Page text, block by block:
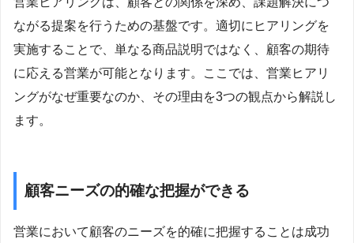
ながる提案を行うための基盤です。適切にヒアリングを
実施することで、単なる商品説明ではなく、顧客の期待
に応える営業が可能となります。ここでは、営業ヒアリ
ングがなぜ重要なのか、その理由を3つの観点から解説し
ます。
顧客ニーズの的確な把握ができる
営業において顧客のニーズを的確に把握することは成功